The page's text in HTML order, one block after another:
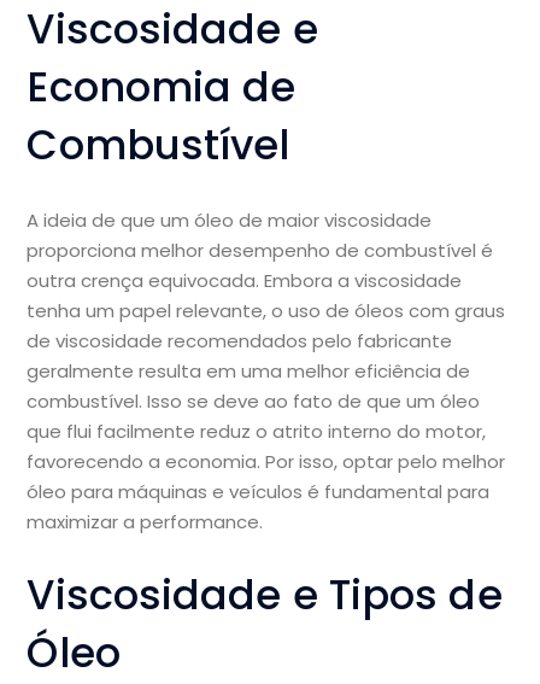
Viscosidade e
Economia de
Combustível
A ideia de que um óleo de maior viscosidade
proporciona melhor desempenho de combustível é
outra crença equivocada. Embora a viscosidade
tenha um papel relevante, o uso de óleos com graus
de viscosidade recomendados pelo fabricante
geralmente resulta em uma melhor eficiência de
combustível. Isso se deve ao fato de que um óleo
que flui facilmente reduz o atrito interno do motor,
favorecendo a economia. Por isso, optar pelo melhor
óleo para máquinas e veículos é fundamental para
maximizar a performance.
Viscosidade e Tipos de
Óleo